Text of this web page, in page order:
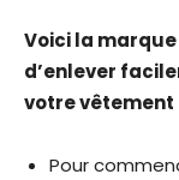
Voici la
d’enlever
votre vêtement
Pour